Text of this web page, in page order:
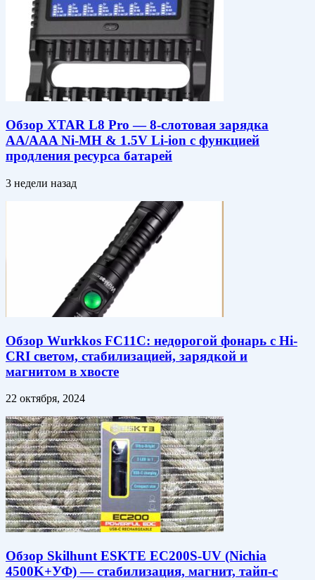
Обзор XTAR L8 Pro — 8-слотовая зарядка
AA/AAA Ni-MH & 1.5V Li-ion c функцией
продления ресурса батарей
3 недели назад
Обзор Wurkkos FC11C: недорогой фонарь с Hi-
CRI светом, стабилизацией, зарядкой и
магнитом в хвосте
22 октября, 2024
Обзор Skilhunt ESKTE EC200S-UV (Nichia
4500K+УФ) — стабилизация, магнит, тайп-с